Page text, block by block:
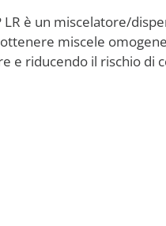
LR è un miscelatore/
miscele
e riducendo il rischio di